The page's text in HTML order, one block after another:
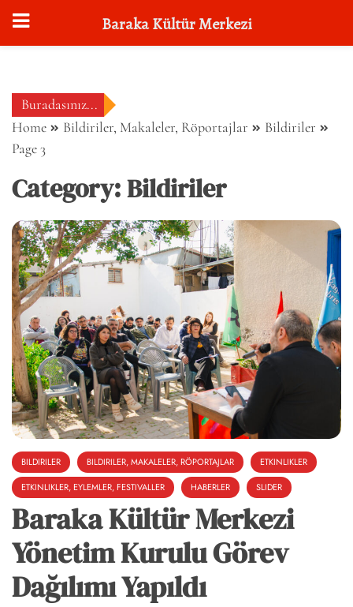
contentBuradasınız...
Home
Bildiriler, Makaleler, Röportajlar
Bildiriler
Page 3
Category:Bildiriler
BILDIRILER BILDIRILER, MAKALELER, RÖPORTAJLAR
ETKINLIKLER
ETKINLIKLER, EYLEMLER, FESTIVALLER
HABERLER SLIDER
Baraka Kültür Merkezi
Yönetim Kurulu Görev
Dağılımı Yapıldı
Baraka Kültür Merkezi